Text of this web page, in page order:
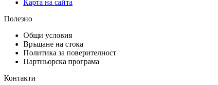
Карта на сайта
Полезно
Общи условия
Връщане на стока
Политика за поверителност
Партньорска програма
Контакти